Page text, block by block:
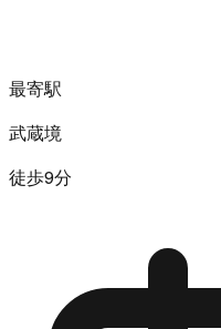
最寄駅
武蔵境
徒歩9分